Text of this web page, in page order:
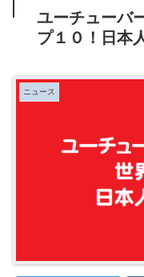
ユーチューバ
プ１０！日本
ニュース